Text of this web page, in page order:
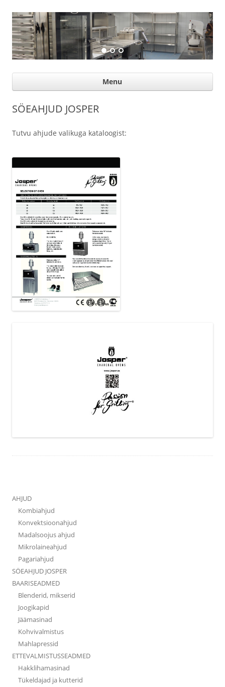
Suurköögiseadmed
Professional help for proffs
Menu
SÖEAHJUD JOSPER
Tutvu ahjude valikuga kataloogist:
AHJUD
Kombiahjud
Konvektsioonahjud
Madalsoojus ahjud
Mikrolaineahjud
Pagariahjud
SÖEAHJUD JOSPER
BAARISEADMED
Blenderid, mikserid
Joogikapid
Jäämasinad
Kohvivalmistus
Mahlapressid
ETTEVALMISTUSSEADMED
Hakklihamasinad
Tükeldajad ja kutterid